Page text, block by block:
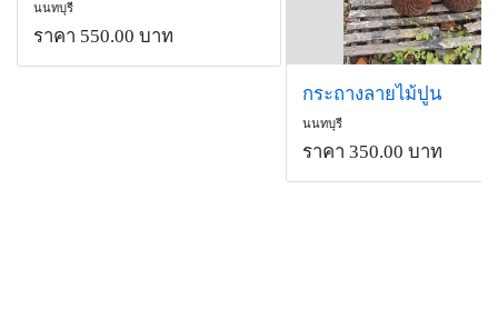
นนทบุรี
ราคา 550.00 บาท
กระถางลายไม้ปูน
นนทบุรี
ราคา 350.00 บาท